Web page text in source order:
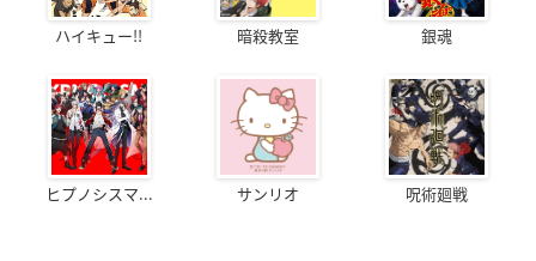
ハイキュー!! 暗殺教室 銀魂
ヒプノシスマ... サンリオ 呪術廻戦